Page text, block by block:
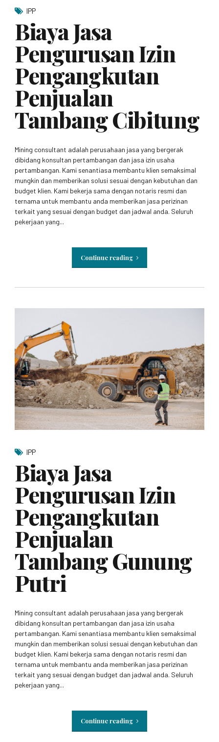
IPP
Biaya Jasa
Pengurusan Izin
Pengangkutan
Penjualan
Tambang Cibitung
Mining consultant adalah perusahaan jasa yang bergerak
dibidang konsultan pertambangan dan jasa izin usaha
pertambangan. Kami senantiasa membantu klien semaksimal
mungkin dan memberikan solusi sesuai dengan kebutuhan dan
budget klien. Kami bekerja sama dengan notaris resmi dan
ternama untuk membantu anda memberikan jasa perizinan
terkait yang sesuai dengan budget dan jadwal anda. Seluruh
pekerjaan yang...
Continue reading
IPP
Biaya Jasa
Pengurusan Izin
Pengangkutan
Penjualan
Tambang Gunung
Putri
Mining consultant adalah perusahaan jasa yang bergerak
dibidang konsultan pertambangan dan jasa izin usaha
pertambangan. Kami senantiasa membantu klien semaksimal
mungkin dan memberikan solusi sesuai dengan kebutuhan dan
budget klien. Kami bekerja sama dengan notaris resmi dan
ternama untuk membantu anda memberikan jasa perizinan
terkait yang sesuai dengan budget dan jadwal anda. Seluruh
pekerjaan yang...
Continue reading